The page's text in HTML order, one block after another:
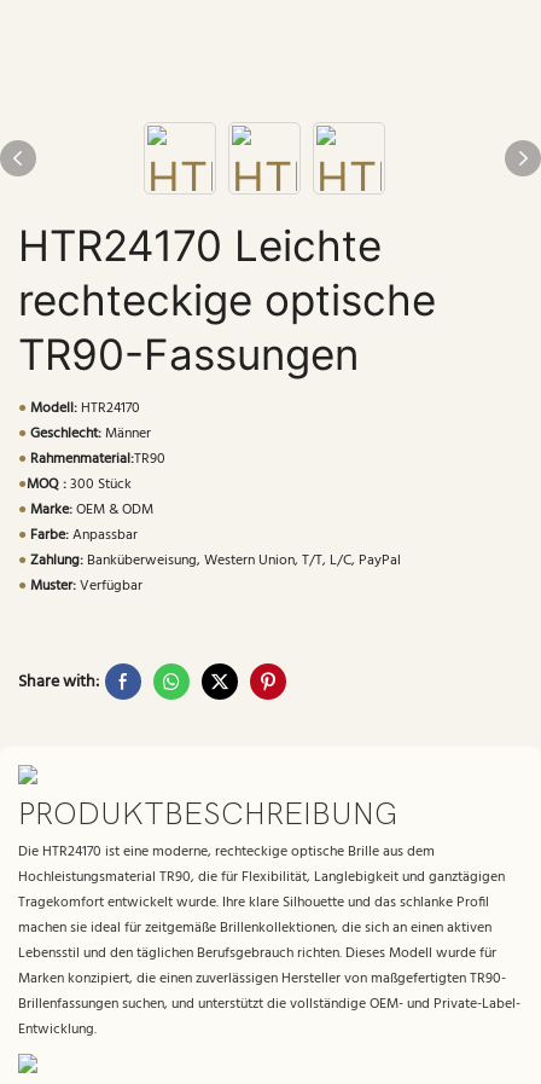
HTR24170 Leichte
rechteckige optische
TR90-Fassungen
●Modell: HTR24170
●Geschlecht:Männer
● Rahmenmaterial:TR90
●MOQ :300 Stück
●Marke:OEM & ODM
● Farbe:Anpassbar
●Zahlung: Banküberweisung, Western Union, T/T, L/C, PayPal
●Muster:Verfügbar
Share with:
PRODUKTBESCHREIBUNG
Die HTR24170 ist eine moderne, rechteckige optische Brille aus dem
Hochleistungsmaterial TR90, die für Flexibilität, Langlebigkeit und ganztägigen
Tragekomfort entwickelt wurde. Ihre klare Silhouette und das schlanke Profil
machen sie ideal für zeitgemäße Brillenkollektionen, die sich an einen aktiven
Lebensstil und den täglichen Berufsgebrauch richten. Dieses Modell wurde für
Marken konzipiert, die einen zuverlässigen Hersteller von maßgefertigten TR90-
Brillenfassungen suchen, und unterstützt die vollständige OEM- und Private-Label-
Entwicklung.